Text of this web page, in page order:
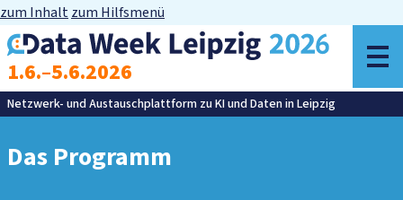
zum Inhaltzum Hilfsmenü
1.6.–5.6.2026
Netzwerk- und Austauschplattform zu KI und Daten in Leipzig
Das Programm